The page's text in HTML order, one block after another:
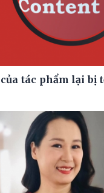
tác phẩm lại bị